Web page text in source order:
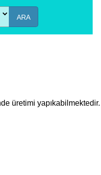
ARA
üretimi yapıkabilmektedir.